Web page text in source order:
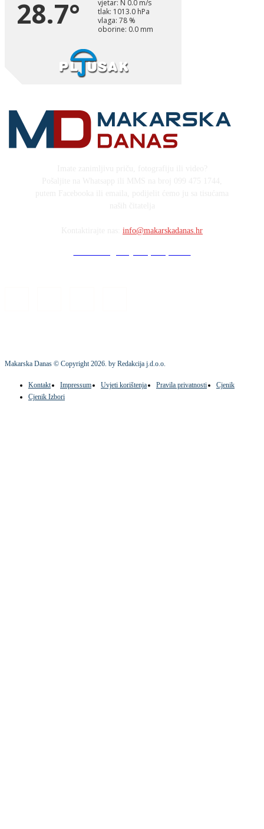
info@makarskadanas.hr
Makarska Danas © Copyright2026. by Redakcija j.d.o.o.
Kontakt Impressum Uvjeti korištenja Pravila privatnosti
Cjenik
Cjenik Izbori